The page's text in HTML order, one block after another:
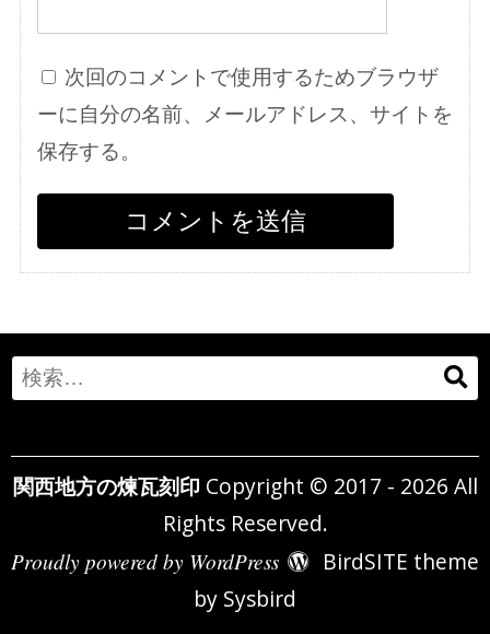
次回のコメントで使用するためブラウザ
ーに自分の名前、メールアドレス、サイトを
保存する。
Search
for:
関西地方の煉瓦刻印 Copyright © 2017 - 2026 All
Rights Reserved.
Proudly powered by WordPress
BirdSITE theme
by Sysbird